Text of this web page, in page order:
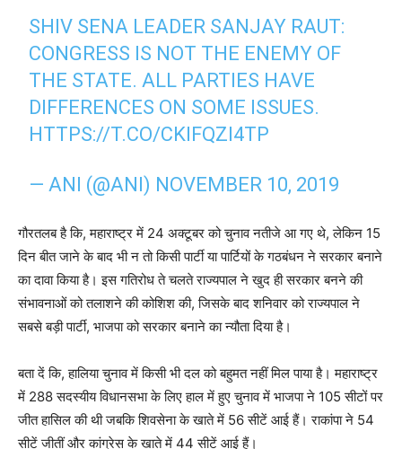
SHIV SENA LEADER SANJAY RAUT:
CONGRESS IS NOT THE ENEMY OF
THE STATE. ALL PARTIES HAVE
DIFFERENCES ON SOME ISSUES.
HTTPS://T.CO/CKIFQZI4TP
— ANI (@ANI) NOVEMBER 10, 2019
गौरतलब है कि, महाराष्ट्र में 24 अक्टूबर को चुनाव नतीजे आ गए थे, लेकिन 15
दिन बीत जाने के बाद भी न तो किसी पार्टी या पार्टियों के गठबंधन ने सरकार बनाने
का दावा किया है। इस गतिरोध ते चलते राज्यपाल ने खुद ही सरकार बनने की
संभावनाओं को तलाशने की कोशिश की, जिसके बाद शनिवार को राज्यपाल ने
सबसे बड़ी पार्टी, भाजपा को सरकार बनाने का न्यौता दिया है।
बता दें कि, हालिया चुनाव में किसी भी दल को बहुमत नहीं मिल पाया है। महाराष्ट्र
में 288 सदस्यीय विधानसभा के लिए हाल में हुए चुनाव में भाजपा ने 105 सीटों पर
जीत हासिल की थी जबकि शिवसेना के खाते में 56 सीटें आई हैं। राकांपा ने 54
सीटें जीतीं और कांग्रेस के खाते में 44 सीटें आई हैं।